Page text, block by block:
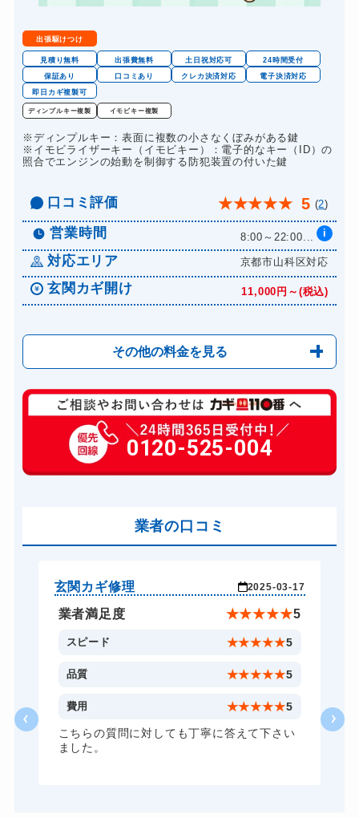
出張駆けつけ
見積り無料 出張費無料 土日祝対応可
24時間受付
保証あり
口コミあり クレカ決済対応
電子決済対応
即日カギ複製可
ディンプルキー複製 イモビキー複製
※ディンプルキー：表面に複数の小さなくぼみがある鍵
※イモビライザーキー（イモビキー）：電子的なキー（ID）の
照合でエンジンの始動を制御する防犯装置の付いた鍵
口コミ評価 ★★★★★ 5 (2)
営業時間 8:00～22:00... i
対応エリア 京都市山科区対応
玄関カギ開け 11,000円～(税込)
その他の料金を見る
玄関カギ修理 6,600円～(税込)
玄関カギ交換 14,300円～(税込)
車カギ開け 13,200円～(税込)
バイクカギ作成
スーツケースカギ作成 8,800円～(税込)
金庫カギ開け 14,300円～(税込)
金庫カギ修理 11,000円～(税込)
金庫カギ交換 11,000円～(税込)
10,780円～(税込)
ドアノブカギ交換
0120-525-004
業者の口コミ
玄関カギ修理 2025-03-17
業者満足度 ★★★★★5
スピード ★★★★★5
品質 ★★★★★5
費用 ★★★★★5
こちらの質問に対しても丁寧に答えて下さい
ました。